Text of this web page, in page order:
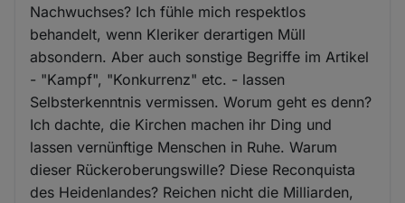
Nachwuchses? Ich fühle mich respektlos
behandelt, wenn Kleriker derartigen Müll
absondern. Aber auch sonstige Begriffe im Artikel
- "Kampf", "Konkurrenz" etc. - lassen
Selbsterkenntnis vermissen. Worum geht es denn?
Ich dachte, die Kirchen machen ihr Ding und
lassen vernünftige Menschen in Ruhe. Warum
dieser Rückeroberungswille? Diese Reconquista
des Heidenlandes? Reichen nicht die Milliarden,